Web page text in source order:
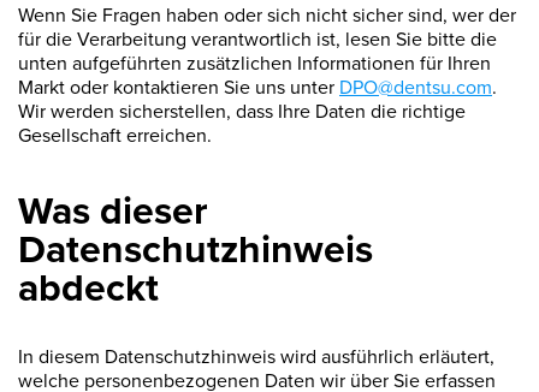
Wenn Sie Fragen haben oder sich nicht sicher sind, wer der
für die Verarbeitung verantwortlich ist, lesen Sie bitte die
unten aufgeführten zusätzlichen Informationen für Ihren
Markt oder kontaktieren Sie uns unter DPO@dentsu.com.
Wir werden sicherstellen, dass Ihre Daten die richtige
Gesellschaft erreichen.
Was dieser
Datenschutzhinweis
abdeckt
In diesem Datenschutzhinweis wird ausführlich erläutert,
welche personenbezogenen Daten wir über Sie erfassen